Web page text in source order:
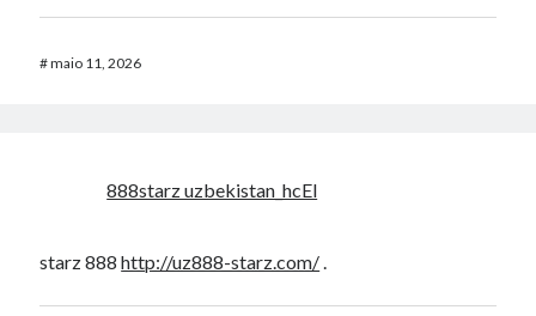
#maio 11, 2026
888starz uzbekistan_hcEl
starz 888http://uz888-starz.com/.